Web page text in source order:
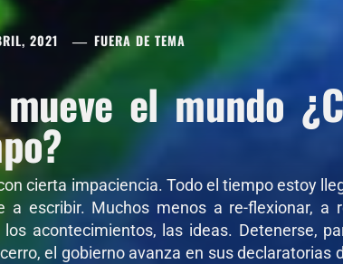
2021 FUERA DE TEMA
el mundo
cierta impaciencia. Todo el tiempo estoy
a escribir. Muchos menos a re-flexionar,
acontecimientos, las ideas. Detenerse,
el gobierno avanza en sus